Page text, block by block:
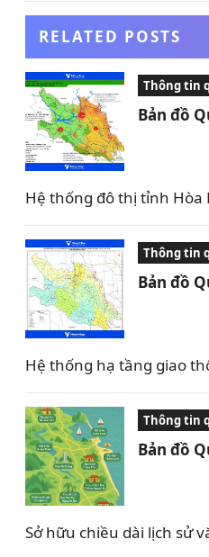
RELATED POSTS
Thông tin
Bản đồ
Hệ thống đô thị tỉnh Hòa
Thông tin
Bản đồ
Hệ thống hạ tầng giao
Thông tin
Bản đồ
Sở hữu chiều dài lịch sử